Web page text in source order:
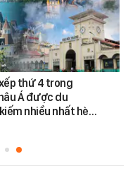
thứ 4 trong
Á được du
nhiều nhất hè…